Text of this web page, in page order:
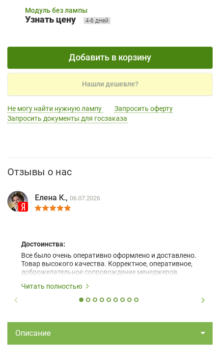
Модуль без лампы
Узнать цену 4-6 дней
Добавить в корзину
Нашли дешевле?
Не могу найти нужную лампу
Запросить оферту
Запросить документы для госзаказа
Отзывы о нас
Елена К., 06.07.2026
Достоинства:
Все было очень оперативно оформлено и доставлено.
Товар высокого качества. Корректное, оперативное,
доброжелательное сопровождение менеджеров.
Читать полностью
Описание